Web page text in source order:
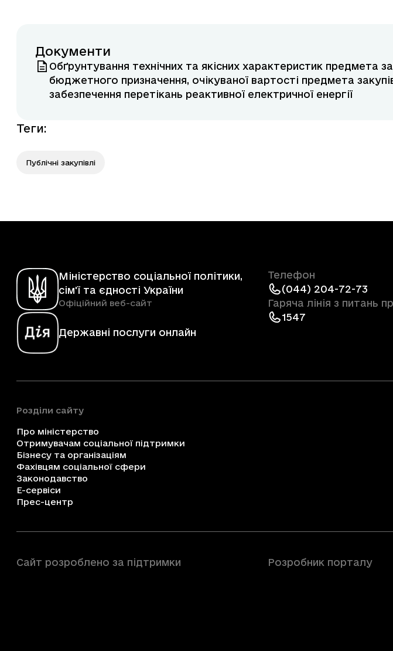
Документи
Обґрунтування технічних та якісних характеристик предмета
бюджетного призначення, очікуваної вартості предмета
забезпечення перетікань реактивної електричної енергії
Теги:
Публічні закупівлі
Міністерство соціальної політики,
сім'ї та єдності України
Офіційний веб-сайт
Державні послуги онлайн
Телефон
(044) 204-72-73
Гаряча лінія з питань
1547
Розділи сайту
Про міністерство
Отримувачам соціальної підтримки
Бізнесу та організаціям
Фахівцям соціальної сфери
Законодавство
Е-сервіси
Прес-центр
Сайт розроблено за підтримки Розробник порталу